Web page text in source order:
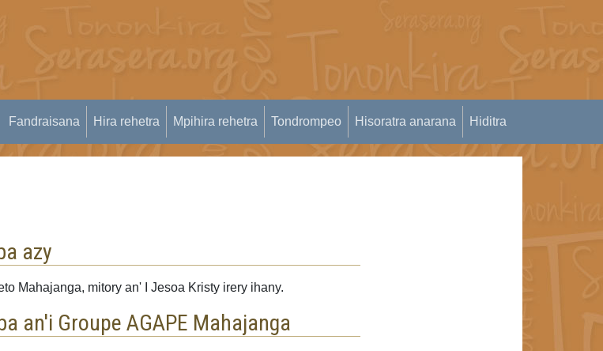
Fandraisana Hira rehetra Mpihira rehetra Tondrompeo Hisoratra anarana Hiditra
azy
Mahajanga, mitory an' I Jesoa Kristy irery ihany.
an'i Groupe AGAPE Mahajanga